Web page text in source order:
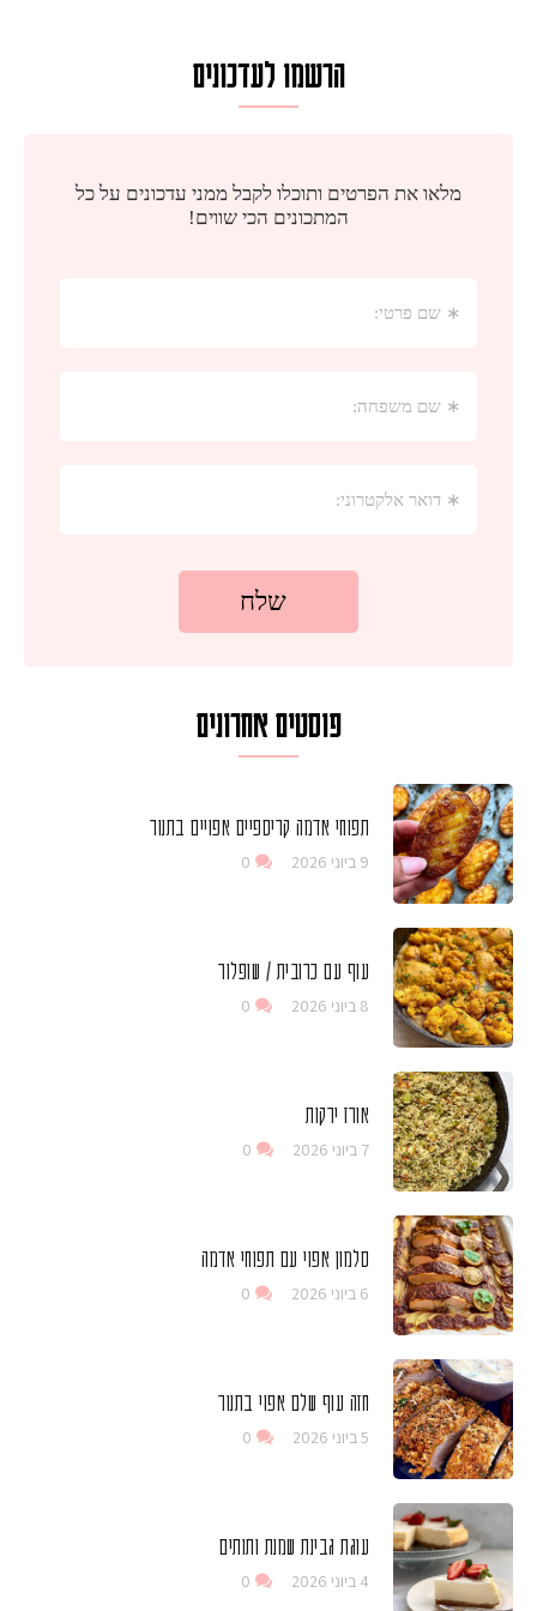
הרשמו לעדכונים
פוסטים אחרונים
תפוחי אדמה קריספיים אפויים בתנור
9 ביוני 2026 0
עוף עם כרובית / שופלור
8 ביוני 2026 0
אורז ירקות
7 ביוני 2026 0
סלמון אפוי עם תפוחי אדמה
6 ביוני 2026 0
חזה עוף שלם אפוי בתנור
5 ביוני 2026 0
עוגת גבינת שמנת ותותים
4 ביוני 2026 0